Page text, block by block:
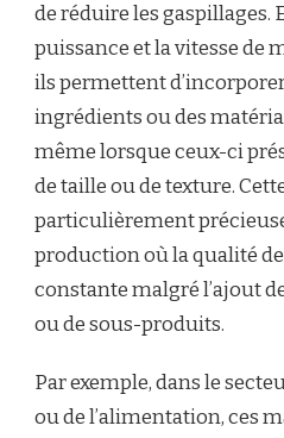
de réduire les gaspillages.
puissance et la vitesse de
ils permettent
ingrédients ou des
même lorsque ceux-ci
de taille ou de texture.
particulièrement
production où la qualité
constante malgré l’ajout
ou de sous-produits.
Par exemple, dans le
ou de l’alimentation, ces